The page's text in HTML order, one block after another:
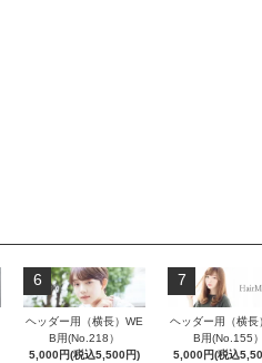
6
ヘッダー用（横長）WE
B用(No.218）
5,000円(税込5,500円)
7
ヘッダー用（横長
B用(No.155）
5,000円(税込